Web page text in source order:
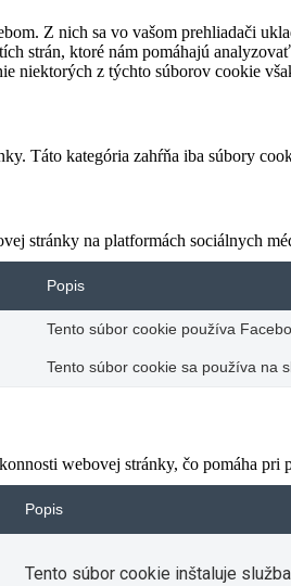
Z nich sa vo vašom prehliadači
strán, ktoré nám pomáhajú
niektorých z týchto súborov cookie
Táto kategória zahŕňa iba súbory
stránky na platformách sociálnych
Popis
Tento súbor cookie používa
Tento súbor cookie sa používa na
webovej stránky, čo pomáha pri
Popis
Tento súbor cookie inštaluje